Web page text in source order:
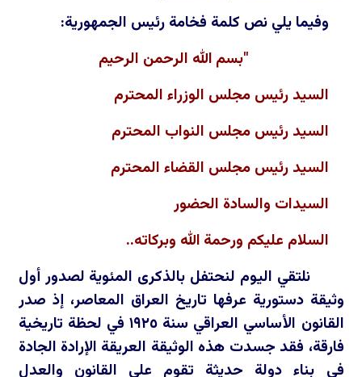
وفيما يلي نص كلمة فخامة رئيس الجمهورية:
"بسم الله الرحمن الرحيم
السيد رئيس مجلس الوزراء المحترم
السيد رئيس مجلس النواب المحترم
السيد رئيس مجلس القضاء المحترم
السيدات والسادة الحضور
السلام عليكم ورحمة الله وبركاته..
نلتقي اليوم لنحتفل بالذكرى المئوية لصدور أول
وثيقة دستورية عرفها تاريخ العراق المعاصر، إذ صدر
القانون الأساسي العراقي سنة ١٩٢٥في لحظة تاريخية
فارقة، فقد جسدت هذه الوثيقة العريقة الإرادة الجادة
في بناء دولة حديثة تقوم على القانون والعدل